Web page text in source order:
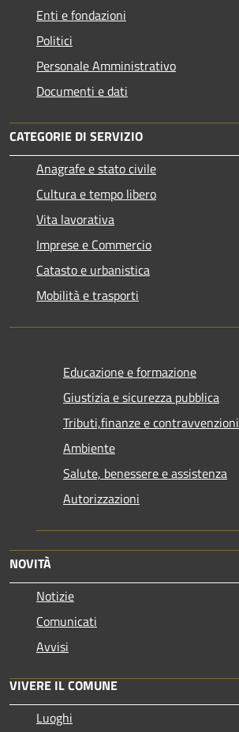
Enti e fondazioni
Politici
Personale Amministrativo
Documenti e dati
CATEGORIE DI SERVIZIO
Anagrafe e stato civile
Cultura e tempo libero
Vita lavorativa
Imprese e Commercio
Catasto e urbanistica
Mobilità e trasporti
Educazione e formazione
Giustizia e sicurezza pubblica
Tributi,finanze e contravvenzioni
Ambiente
Salute, benessere e assistenza
Autorizzazioni
NOVITÀ
Notizie
Comunicati
Avvisi
VIVERE IL COMUNE
Luoghi